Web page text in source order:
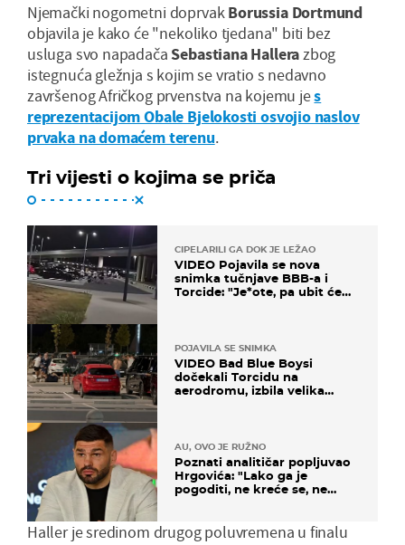
Njemački nogometni doprvakBorussia Dortmund
objavila je kako će "nekoliko tjedana" biti bez
usluga svo napadača Sebastiana Hallerazbog
istegnuća gležnja s kojim se vratio s nedavno
završenog Afričkog prvenstva na kojemu jes
reprezentacijom Obale Bjelokosti osvojio naslov
prvaka na domaćem terenu.
Tri vijesti o kojima se priča
CIPELARILI GA DOK JE LEŽAO
VIDEO Pojavila se nova
snimka tučnjave BBB-a i
Torcide: "Je*ote, pa ubit će
POJAVILA SE SNIMKA
VIDEO Bad Blue Boysi
dočekali Torcidu na
aerodromu, izbila velika
AU, OVO JE RUŽNO
Poznati analitičar popljuvao
Hrgovića: "Lako ga je
pogoditi, ne kreće se, ne
Haller je sredinom drugog poluvremena u finalu